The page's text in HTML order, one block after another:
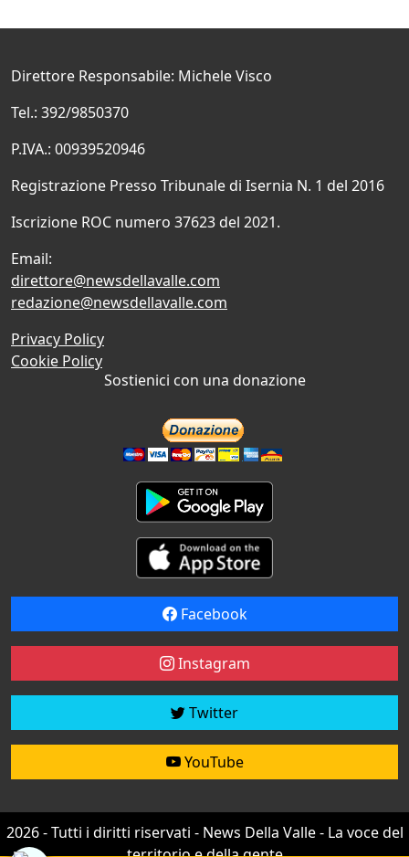
Direttore Responsabile: Michele Visco
Tel.: 392/9850370
P.IVA.: 00939520946
Registrazione Presso Tribunale di Isernia N. 1 del 2016
Iscrizione ROC numero 37623 del 2021.
Email:
direttore@newsdellavalle.com
redazione@newsdellavalle.com
Privacy Policy
Cookie Policy
Sostienici con una donazione
Facebook
Instagram
Twitter
YouTube
2026 - Tutti i diritti riservati - News Della Valle - La voce del